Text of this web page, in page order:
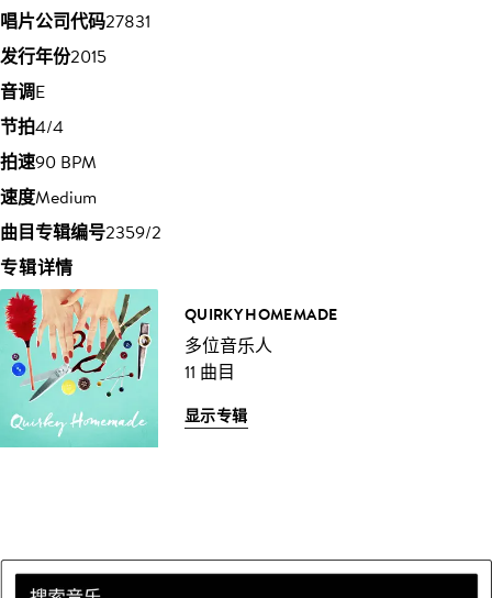
唱片公司代码27831
发行年份2015
音调E
节拍4/4
拍速90 BPM
速度Medium
曲目专辑编号2359/2
专辑详情
QUIRKY HOMEMADE
多位音乐人
11 曲目
显示专辑